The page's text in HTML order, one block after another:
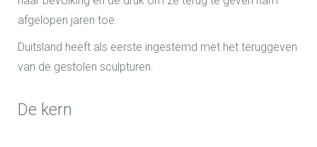
afgelopen jaren toe.
Duitsland heeft als eerste ingestemd met het teruggeven
van de gestolen sculpturen.
De kern